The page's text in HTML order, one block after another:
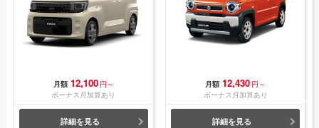
月額 12,100 円～
ボーナス月加算あり
詳細を見る
月額 12,430 円～
ボーナス月加算あり
詳細を見る